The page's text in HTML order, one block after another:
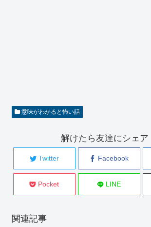
意味がわかると怖い話
解けたら友達にシェア
Twitter Facebook
Pocket LINE
関連記事